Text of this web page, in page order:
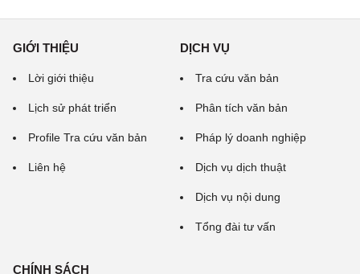
GIỚI THIỆU
Lời giới thiệu
Lịch sử phát triển
Profile Tra cứu văn bản
Liên hệ
DỊCH VỤ
Tra cứu văn bản
Phân tích văn bản
Pháp lý doanh nghiệp
Dịch vụ dịch thuật
Dịch vụ nội dung
Tổng đài tư vấn
CHÍNH SÁCH